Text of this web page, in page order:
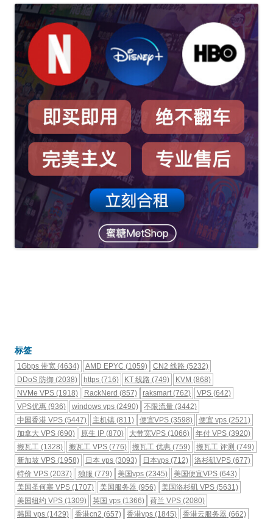
标签
1Gbps 带宽 (4634) AMD EPYC (1059) CN2 线路 (5232)
DDoS 防御 (2038) https(716) KT 线路 (749) KVM (868)
NVMe VPS (1918) RackNerd (857) raksmart(762) VPS(642)
VPS优惠 (936) windows vps(2490) 不限流量 (3442)
中国香港 VPS (5447) 主机镇(811) 便宜VPS (3598) 便宜 vps(2521)
加拿大 VPS (690) 原生 IP(870) 大带宽VPS (1066) 年付 VPS(3920)
搬瓦工 (1328) 搬瓦工 VPS(776) 搬瓦工 优惠 (759) 搬瓦工 评测 (749)
新加坡 VPS (1958) 日本 vps(3093) 日本vps (712) 洛杉矶VPS(677)
特价 VPS (2037) 独服 (779) 美国vps (2345) 美国便宜VPS(643)
美国圣何塞 VPS (1707) 美国服务器 (956) 美国洛杉矶 VPS (5631)
美国纽约 VPS (1309) 英国 vps(1366) 荷兰 VPS (2080)
韩国 vps (1429) 香港cn2 (657) 香港vps (1845) 香港云服务器 (662)